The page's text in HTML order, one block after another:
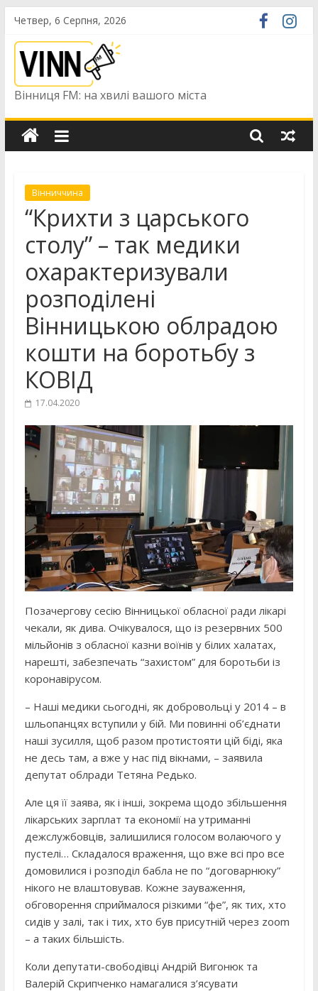
Skip
content
Четвер, 6 Серпня, 2026
Вінниця FM: на хвилі вашого міста
Вінниччина
“Крихти з царського
столу” – так медики
охарактеризували
розподілені
Вінницькою облрадою
кошти на боротьбу з
КОВІД
17.04.2020
Позачергову сесію Вінницької обласної ради лікарі
чекали, як дива. Очікувалося, що із резервних 500
мільйонів з обласної казни воїнів у білих халатах,
нарешті, забезпечать “захистом” для боротьби із
коронавірусом.
– Наші медики сьогодні, як добровольці у 2014 – в
шльопанцях вступили у бій. Ми повинні об’єднати
наші зусилля, щоб разом протистояти цій біді, яка
не десь там, а вже у нас під вікнами, – заявила
депутат облради Тетяна Редько.
Але ця її заява, як і інші, зокрема щодо збільшення
лікарських зарплат та економії на утриманні
дежслужбовців, залишилися голосом волаючого у
пустелі… Складалося враження, що вже всі про все
домовилися і розподіл бабла не по “договарнюку”
нікого не влаштовував. Кожне зауваження,
обговорення сприймалося різкими “фе”, як тих, хто
сидів у залі, так і тих, хто був присутній через zoom
– а таких більшість.
Коли депутати-свободівці Андрій Вигонюк та
Валерій Скрипченко намагалися з’ясувати